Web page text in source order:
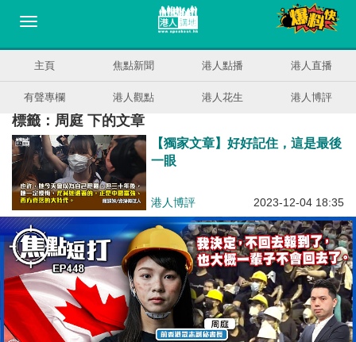
主頁 焦點新聞 港人點播 港人直播
有聲專欄 港人觀點 港人花生 港人博評
標籤：周庭 下的文章
【獨家文章】好好記住，這是最後
一眼
港人博評 2023-12-04 18:35